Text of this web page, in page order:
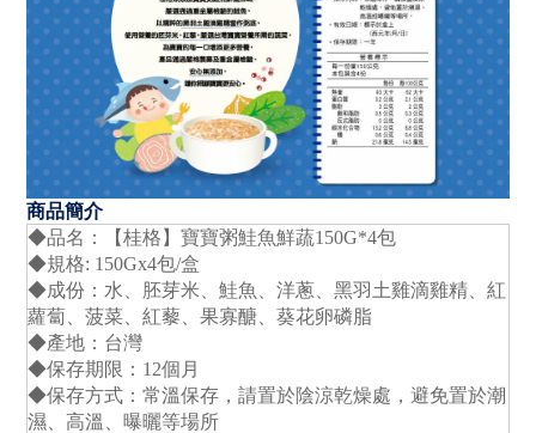
商品簡介
◆品名：【桂格】寶寶粥鮭魚鮮蔬150G*4包
◆規格: 150Gx4包/盒
◆成份：水、胚芽米、鮭魚、洋蔥、黑羽土雞滴雞精、紅
蘿蔔、菠菜、紅藜、果寡醣、葵花卵磷脂
◆產地：台灣
◆保存期限：12個月
◆保存方式：常溫保存，請置於陰涼乾燥處，避免置於潮
濕、高溫、曝曬等場所